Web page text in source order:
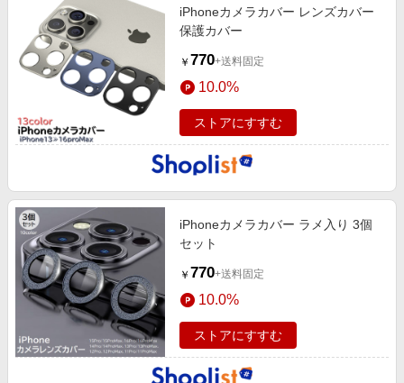
iPhoneカメラカバー レンズカバー
保護カバー
￥ 770+送料固定
10.0%
ストアにすすむ
iPhoneカメラカバー ラメ入り 3個
セット
￥ 770+送料固定
10.0%
ストアにすすむ